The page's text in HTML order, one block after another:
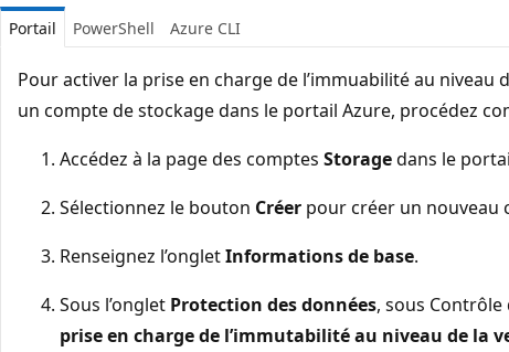
Portail PowerShell Azure CLI
Pour activer la prise en charge de l’immuabilité au niveau
un compte de stockage dans le portail Azure, procédez
Accédez à la page des comptes Storagedans le
Sélectionnez le bouton Créer pour créer un nouveau
Renseignez l’ongletInformations de base.
Sous l’onglet Protection des données, sous Contrôle
prise en charge de l’immutabilité au niveau de la